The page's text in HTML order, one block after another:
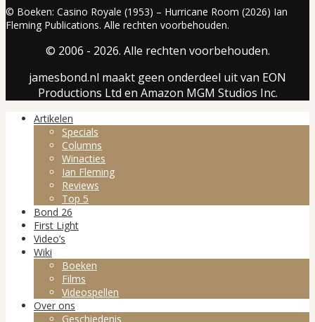
© Boeken: Casino Royale (1953) – Hurricane Room (2026) Ian
Fleming Publications. Alle rechten voorbehouden.
© 2006 - 2026. Alle rechten voorbehouden.
jamesbond.nl maakt geen onderdeel uit van EON
Productions Ltd en Amazon MGM Studios Inc.
Artikelen
Specials
Columns
Winacties
Ian Fleming
Reviews
Top 5
Bond 26
First Light
Video’s
Wiki
Boeken
Films
Videospellen
Over ons
Geschiedenis